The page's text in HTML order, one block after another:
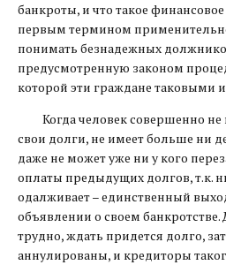
банкроты, и что такое
первым термином
понимать безнадежных
предусмотренную законом
которой эти граждане таковыми
Когда человек совершенно не
свои долги, не имеет больше ни
даже не может уже ни у кого
оплаты предыдущих долгов, т.к.
одалживает – единственный
объявлении о своем банкротстве.
трудно, ждать придется долго,
аннулированы, и кредиторы